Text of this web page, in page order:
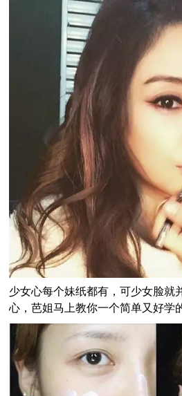
少女心每个妹纸都有，可少女脸就
心，芭姐马上教你一个简单又好学